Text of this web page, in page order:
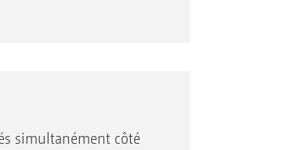
simultanément côté